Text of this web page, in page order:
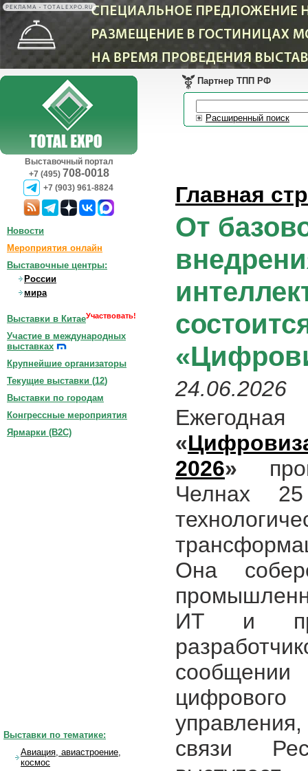
РЕКЛАМА • TOTALEXPO.RU
Выставочный портал
+7 (495) 708-0018
+7 (903) 961-8824
Партнер ТПП РФ
Расширенный поиск
Главная
От
24.06.2026
«
2026»
Челнах
Она
ИТ и
связи
Новости
Мероприятия онлайн
Выставочные центры:
России
мира
Выставки в КитаеУчаствовать!
Участие в международных
выставках
Крупнейшие организаторы
Текущие выставки (12)
Выставки по городам
Конгрессные мероприятия
Ярмарки (B2C)
Выставки по тематике:
Авиация, авиастроение,
космос